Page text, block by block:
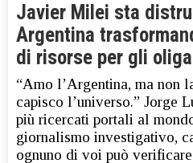
Javier Milei sta
Argentina
di risorse per gli
“Amo l’Argentina, ma non
capisco l’universo.” Jorge
più ricercati portali al
giornalismo investigativo,
ognuno di voi può